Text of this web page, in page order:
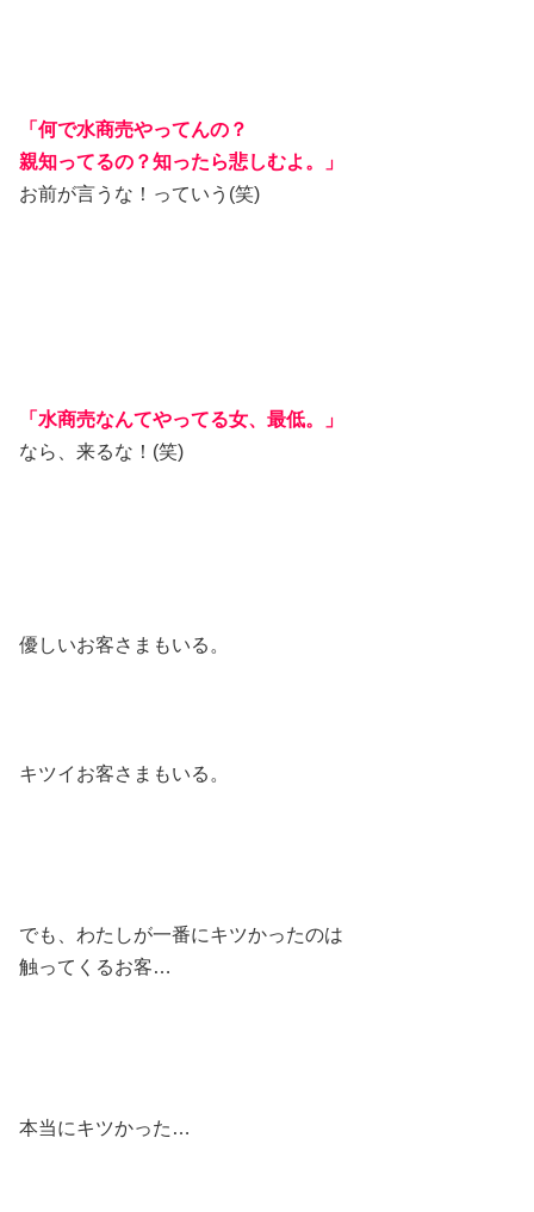
「何で水商売やってんの？
親知ってるの？知ったら悲しむよ。」
お前が言うな！っていう(笑)
「水商売なんてやってる女、最低。」
なら、来るな！(笑)
優しいお客さまもいる。
キツイお客さまもいる。
でも、わたしが一番にキツかったのは
触ってくるお客…
本当にキツかった…